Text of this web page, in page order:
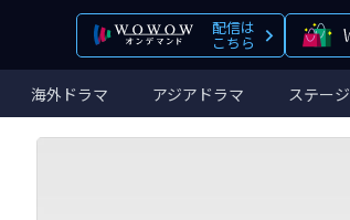
配信は
こちら
海外ドラマ アジアドラマ ステージ